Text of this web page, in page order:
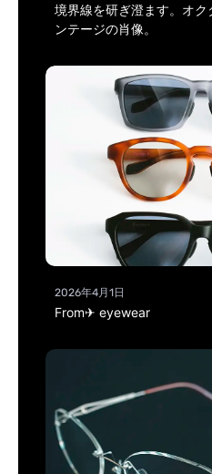
境界線を研ぎ澄ます。オ
ンテージの肖像。
2026年4月1日
From✈ eyewear